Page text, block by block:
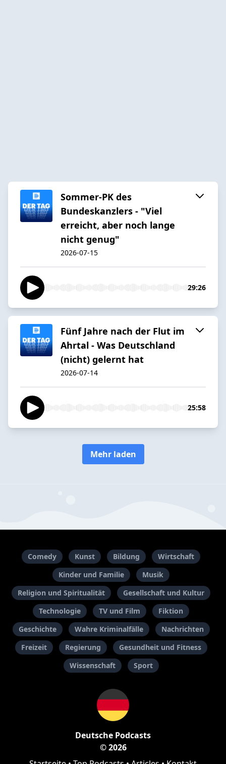
Sommer-PK des
Bundeskanzlers - "Viel
erreicht, aber noch lange
nicht genug"
2026-07-15
29:26
Fünf Jahre nach der Flut im
Ahrtal - Was Deutschland
(nicht) gelernt hat
2026-07-14
25:58
Mehr laden
Comedy Kunst Bildung
Wirtschaft
Kinder und Familie
Musik
Religion und Spiritualität
Gesellschaft und Kultur
Technologie
TV und Film
Fiktion
Geschichte
Wahre Kriminalfälle
Nachrichten
Freizeit
Regierung
Gesundheit und Fitness
Wissenschaft
Sport
Deutsche Podcasts
© 2026